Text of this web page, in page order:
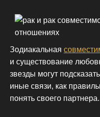
Зодиакальная
и существование
звезды могут
иные связи, как
понять своего партнера.